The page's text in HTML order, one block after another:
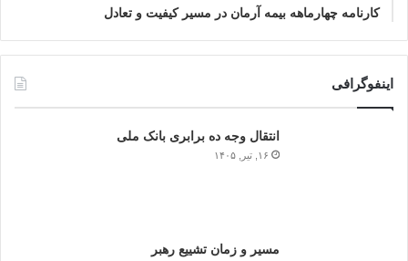
کارنامه چهارماهه بیمه آرمان در مسیر کیفیت و تعادل
اینفوگرافی
انتقال وجه ده برابری بانک ملی
۱۶, تیر, ۱۴۰۵
مسیر و زمان تشییع رهبر